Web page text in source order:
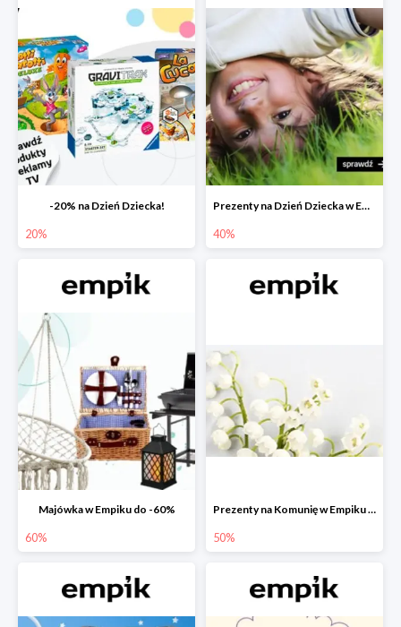
-20% na Dzień Dziecka!
20%
Prezenty na Dzień Dziecka w Empiku do -40%
40%
Majówka w Empiku do -60%
60%
Prezenty na Komunię w Empiku do -50%
50%